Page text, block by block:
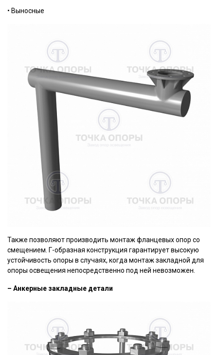
• Выносные
Также позволяют производить монтаж фланцевых опор со
смещением. Г-образная конструкция гарантирует высокую
устойчивость опоры в случаях, когда монтаж закладной для
опоры освещения непосредственно под ней невозможен.
– Анкерные закладные детали